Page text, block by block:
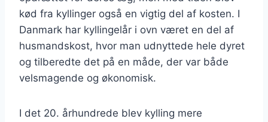
kød fra kyllinger også en vigtig del af kosten. I
Danmark har kyllingelår i ovn været en del af
husmandskost, hvor man udnyttede hele dyret
og tilberedte det på en måde, der var både
velsmagende og økonomisk.
I det 20. århundrede blev kylling mere